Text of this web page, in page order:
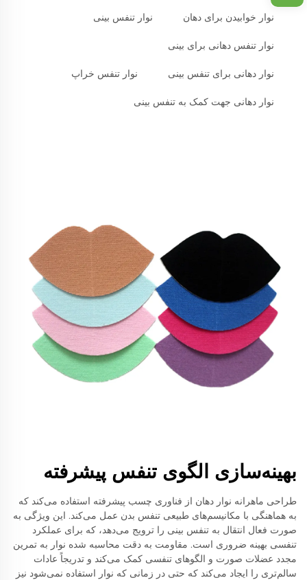
نوار خوابیدن برای دهان نوار تنفس بینی
نوار تنفس دهانی برای بینی
نوار دهانی برای تنفس بینی نوار تنفس خراپ
نوار دهانی جهت کمک به تنفس بینی
بهینه‌سازی الگوی تنفس پیشرفته
طراحی ماهرانه نوار دهان از فناوری چسب پیشرفته استفاده می‌کند که
به هماهنگی با مکانیسم‌های طبیعی تنفس بدن عمل می‌کند. این ویژگی به
صورت فعال انتقال به تنفس بینی را ترویج می‌دهد، که برای عملکرد
تنفسی بهینه ضروری است. مقاومت به دقت محاسبه شده نوار به تمرین
مجدد عضلات صورت و الگوهای تنفسی کمک می‌کند و تدریجاً عادات
سالم‌تری را ایجاد می‌کند که حتی در زمانی که نوار استفاده نمی‌شود نیز